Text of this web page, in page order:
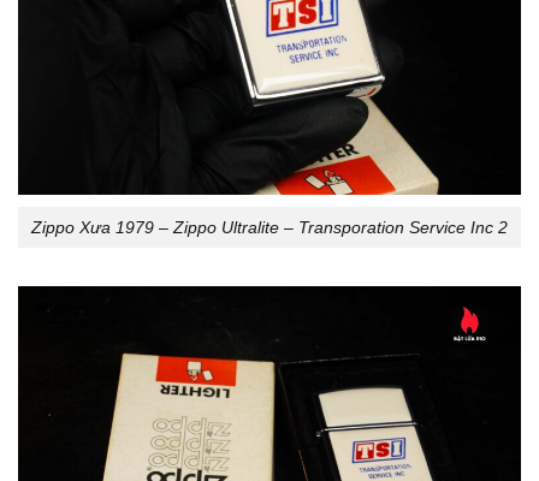
Zippo Xưa 1979 – Zippo Ultralite – Transporation Service Inc 2